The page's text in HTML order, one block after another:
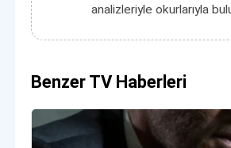
analizleriyle okurlarıyla
Benzer TV Haberleri